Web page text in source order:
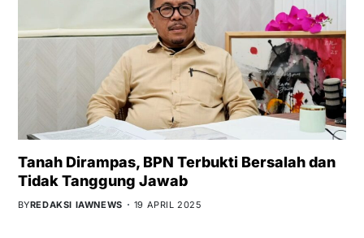
Tanah Dirampas, BPN Terbukti Bersalah dan
Tidak Tanggung Jawab
BYREDAKSI IAWNEWS 19 APRIL 2025